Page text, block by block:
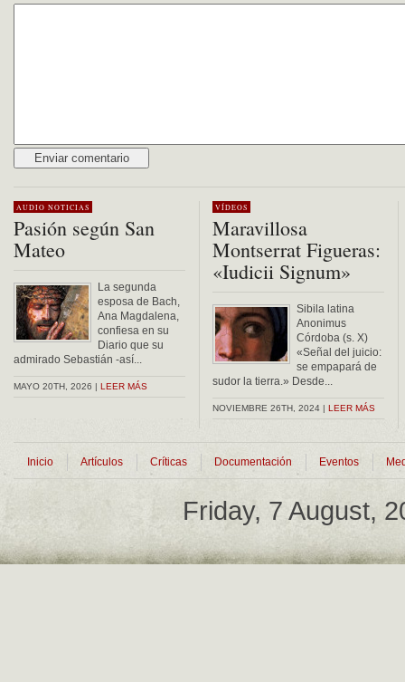
AUDIO NOTICIAS
Pasión según San
Mateo
La segunda
esposa de Bach,
Ana Magdalena,
confiesa en su
Diario que su
admirado Sebastián -así...
MAYO 20TH, 2026 | LEER MÁS
VÍDEOS
Maravillosa
Montserrat Figueras:
«Iudicii Signum»
Sibila latina
Anonimus
Córdoba (s. X)
«Señal del juicio:
se empapará de
sudor la tierra.» Desde...
NOVIEMBRE 26TH, 2024 | LEER MÁS
Inicio Artículos Críticas Documentación Eventos
Friday, 7 August,